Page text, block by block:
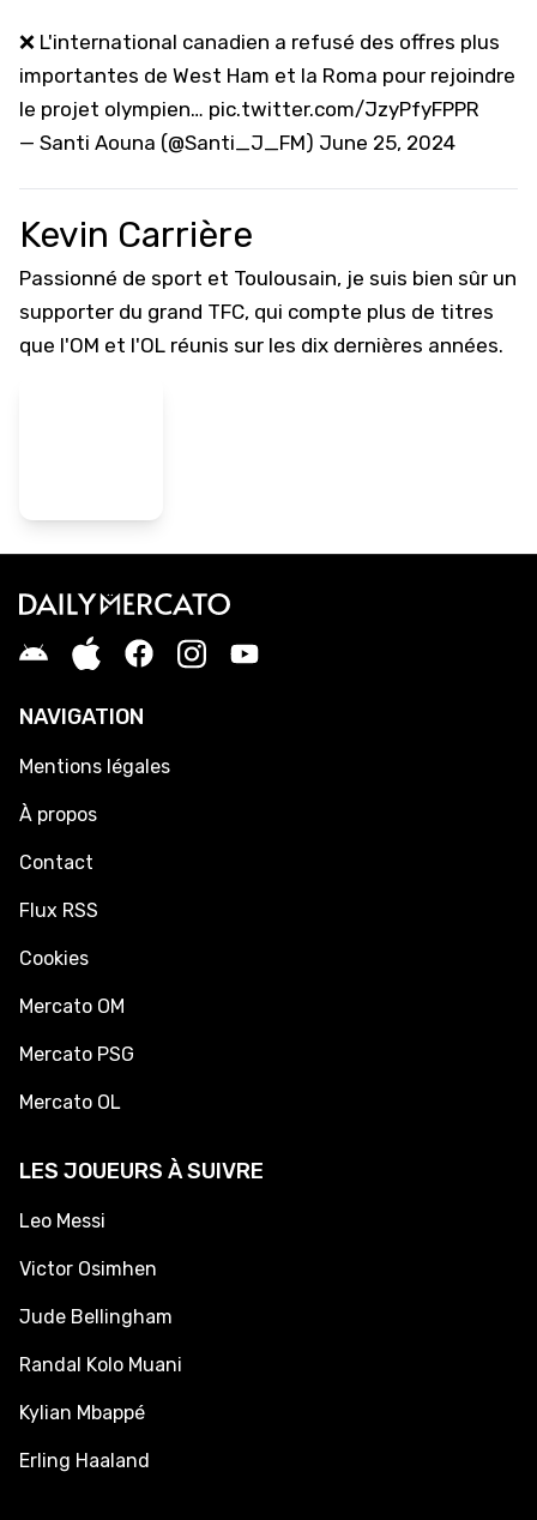
❌️ L'international canadien a refusé des offres plus
importantes de West Ham et la Roma pour rejoindre
le projet olympien… pic.twitter.com/JzyPfyFPPR
— Santi Aouna (@Santi_J_FM) June 25, 2024
Kevin Carrière
Passionné de sport et Toulousain, je suis bien sûr un
supporter du grand TFC, qui compte plus de titres
que l'OM et l'OL réunis sur les dix dernières années.
NAVIGATION
Mentions légales
À propos
Contact
Flux RSS
Cookies
Mercato OM
Mercato PSG
Mercato OL
LES JOUEURS À SUIVRE
Leo Messi
Victor Osimhen
Jude Bellingham
Randal Kolo Muani
Kylian Mbappé
Erling Haaland